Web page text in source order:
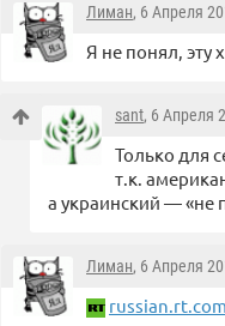
Лиман, 6 Апреля
Я не понял, эту
sant, 6 Апреля
Только для
т.к.
а украинский — «не
Лиман, 6 Апреля